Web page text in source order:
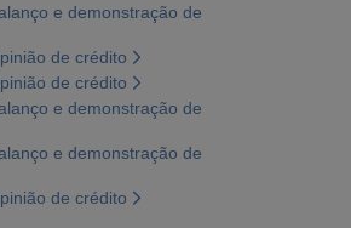
e demonstração de
de crédito
de crédito
e demonstração de
e demonstração de
de crédito